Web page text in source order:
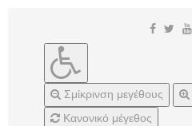
Σμίκρινση μεγέθους
Κανονικό μέγεθος